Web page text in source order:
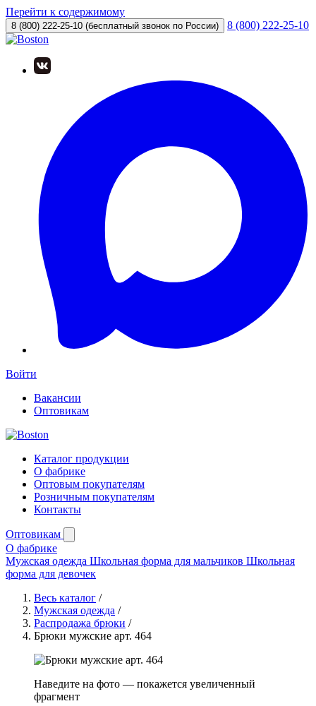
Перейти к содержимому
8 (800) 222-25-10 (бесплатный звонок по России) 8 (800) 222-25-10
Войти
Вакансии
Оптовикам
Каталог продукции
О фабрике
Оптовым покупателям
Розничным покупателям
Контакты
Оптовикам
О фабрике
Мужская одежда Школьная форма для мальчиков Школьная
форма для девочек
Весь каталог /
Мужская одежда /
Распродажа брюки /
Брюки мужские арт. 464
Наведите на фото — покажется увеличенный
фрагмент